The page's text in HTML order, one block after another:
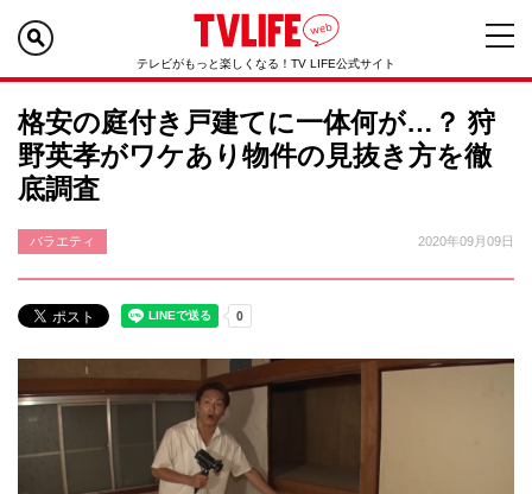
テレビがもっと楽しくなる！TV LIFE公式サイト
格安の庭付き戸建てに一体何が…？ 狩
野英孝がワケあり物件の見抜き方を徹
底調査
バラエティ 2020年09月09日